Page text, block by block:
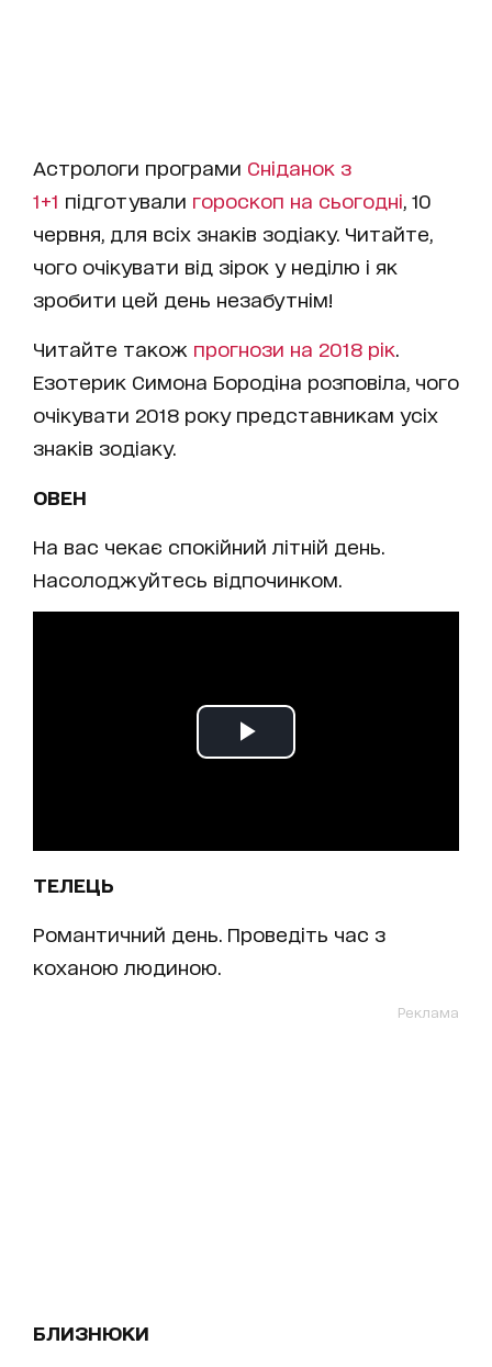
Астрологи програми Сніданок з
1+1 підготували гороскоп на cьогодні , 10
червня, для всіх знаків зодіаку. Читайте,
чого очікувати від зірок у неділю і як
зробити цей день незабутнім!
Читайте також прогнози на 2018 рік
Езотерик Симона Бородіна розповіла, чого
очікувати 2018 року представникам усіх
знаків зодіаку.
ОВЕН
На вас чекає спокійний літній день.
Насолоджуйтесь відпочинком.
ТЕЛЕЦЬ
Романтичний день. Проведіть час з
коханою людиною.
Реклама
БЛИЗНЮКИ